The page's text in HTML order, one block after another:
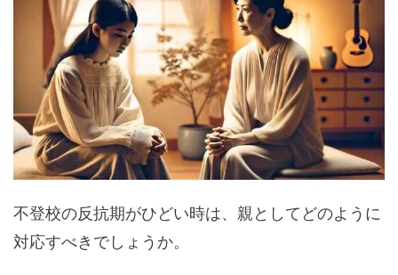
不登校の反抗期がひどい時は、親としてどのように
対応すべきでしょうか。